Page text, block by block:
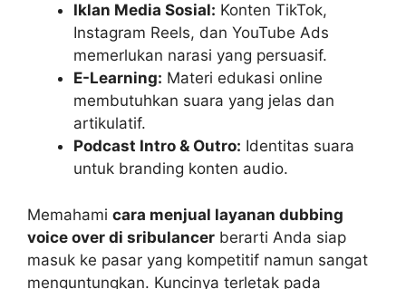
Iklan Media Sosial: Konten TikTok,
Instagram Reels, dan YouTube Ads
memerlukan narasi yang persuasif.
E-Learning: Materi edukasi online
membutuhkan suara yang jelas dan
artikulatif.
Podcast Intro & Outro: Identitas suara
untuk branding konten audio.
Memahami cara menjual layanan dubbing
voice over di sribulancer berarti Anda siap
masuk ke pasar yang kompetitif namun sangat
menguntungkan. Kuncinya terletak pada